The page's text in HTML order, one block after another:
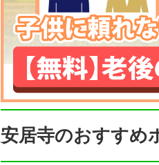
安居寺のおすすめ